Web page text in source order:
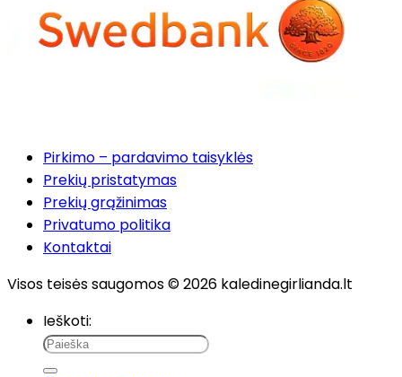
Pirkimo – pardavimo taisyklės
Prekių pristatymas
Prekių grąžinimas
Privatumo politika
Kontaktai
Visos teisės saugomos © 2026 kaledinegirlianda.lt
Ieškoti: